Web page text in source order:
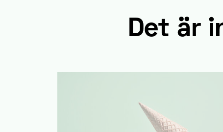
Det är